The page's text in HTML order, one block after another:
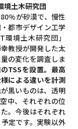
土木研究団
が砂漠で、慢性
都市デザイン工学
境土木研究団」
教授が開発した太
の変化を調査しま
TSSを設置。最高
による違いを計測
黒いものは、透明
中、それぞれの位
。今後はそれぞれ
定です。実験以外